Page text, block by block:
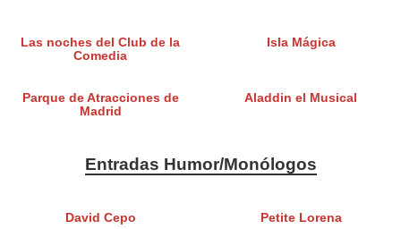
Las noches del Club de la
Comedia
Isla Mágica
Parque de Atracciones de
Madrid
Aladdin el Musical
Entradas Humor/Monólogos
David Cepo Petite Lorena